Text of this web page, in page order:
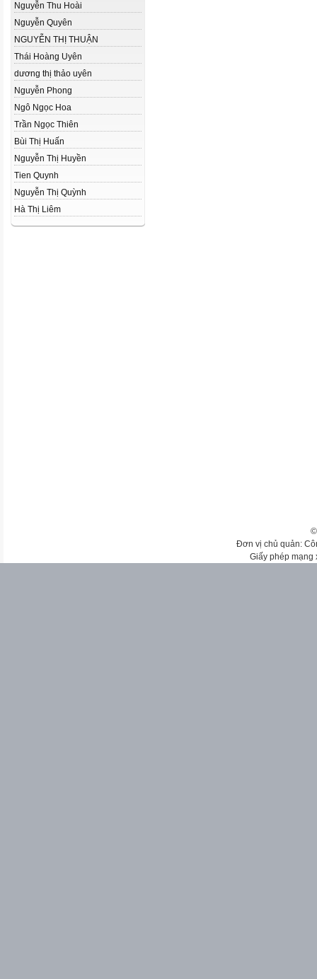
Nguyễn Thu Hoài
Nguyễn Quyên
NGUYỄN THỊ THUẬN
Thái Hoàng Uyên
dương thị thảo uyên
Nguyễn Phong
Ngô Ngọc Hoa
Trần Ngọc Thiên
Bùi Thị Huấn
Nguyễn Thị Huyền
Tien Quynh
Nguyễn Thị Quỳnh
Hà Thị Liêm
Đơn vị chủ quản:
Giấy phép mạng